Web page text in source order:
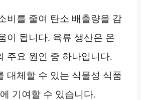
비를 줄여 탄소 배출량을 감
이 됩니다. 육류 생산은 온
주요 원인 중 하나입니다.
대체할 수 있는 식물성 식품
기여할 수 있습니다.